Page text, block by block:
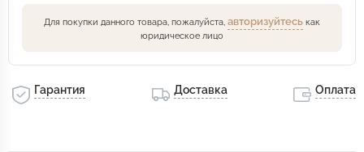
Для покупки данного товара, пожалуйста, авторизуйтесь как
юридическое лицо
Гарантия Доставка Оплата